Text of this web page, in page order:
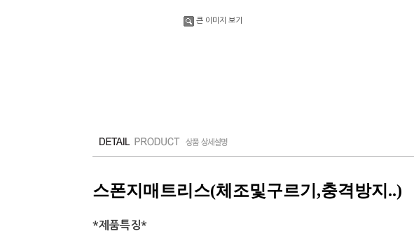
큰 이미지 보기
스폰지매트리스(체조및구르기,충격방지..)
*제품특징*